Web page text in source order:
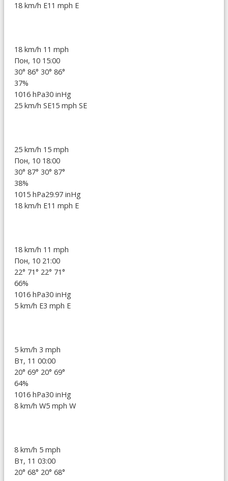
18 km/h E11 mph E
18 km/h 11 mph
Пон, 10 15:00
30° 86° 30° 86°
37%
1016 hPa30 inHg
25 km/h SE15 mph SE
25 km/h 15 mph
Пон, 10 18:00
30° 87° 30° 87°
38%
1015 hPa29.97 inHg
18 km/h E11 mph E
18 km/h 11 mph
Пон, 10 21:00
22° 71° 22° 71°
66%
1016 hPa30 inHg
5 km/h E3 mph E
5 km/h 3 mph
Вт, 11 00:00
20° 69° 20° 69°
64%
1016 hPa30 inHg
8 km/h W5 mph W
8 km/h 5 mph
Вт, 11 03:00
20° 68° 20° 68°